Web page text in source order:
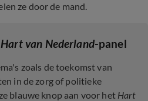
ze door de mand.
Hart van Nederland-panel
zoals de toekomst van
in de zorg of politieke
blauwe knop aan voor het Hart